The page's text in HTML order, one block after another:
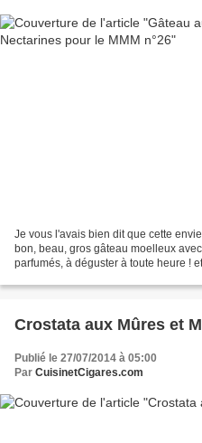
Je vous l'avais bien dit que cette
bon, beau, gros gâteau moelleux
parfumés, à déguster à toute heure !
Crostata aux Mûres et
Publié le 27/07/2014 à 05:00
Par CuisinetCigares.com